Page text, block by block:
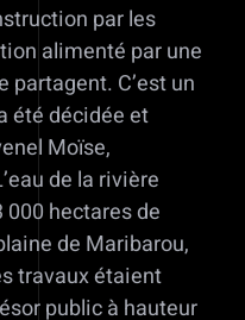
par les
alimenté par une
partagent. C’est un
été décidée et
Moïse,
de la rivière
hectares de
de Maribarou,
travaux étaient
public à hauteur